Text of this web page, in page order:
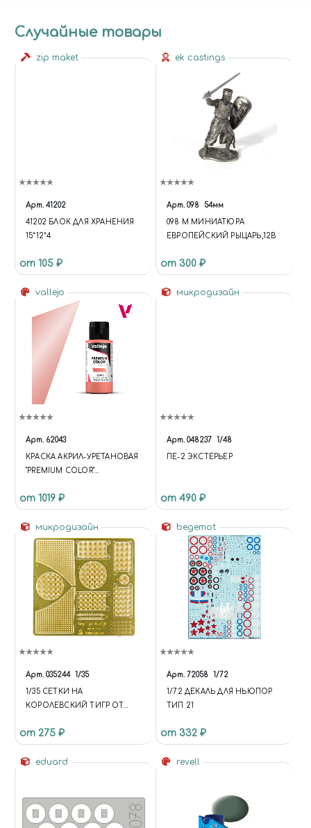
Случайные товары
zip maket
Арт. 41202
41202 БЛОК ДЛЯ ХРАНЕНИЯ
15*12*4
от 105 ₽
ek castings
Арт. 098 54мм
098 M МИНИАТЮРА
ЕВРОПЕЙСКИЙ РЫЦАРЬ,12В
от 300 ₽
vallejo
Арт. 62043
КРАСКА АКРИЛ-УРЕТАНОВАЯ
"PREMIUM COLOR"
METALLIC ORANGE
от 1019 ₽
микродизайн
Арт. 048237 1/48
ПЕ-2 ЭКСТЕРЬЕР
от 490 ₽
микродизайн
Арт. 035244 1/35
1/35 СЕТКИ НА
КОРОЛЕВСКИЙ ТИГР ОТ
от 275 ₽
begemot
Арт. 72058 1/72
1/72 ДЕКАЛЬ ДЛЯ НЬЮПОР
ТИП 21
от 332 ₽
eduard revell